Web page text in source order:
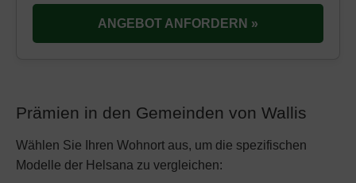
ANGEBOT ANFORDERN »
Prämien in den Gemeinden von Wallis
Wählen Sie Ihren Wohnort aus, um die spezifischen
Modelle der Helsana zu vergleichen: